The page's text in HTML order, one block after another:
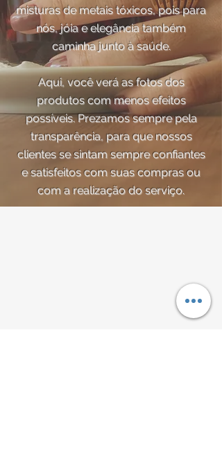
misturas de metais tóxicos, pois para
nós, jóia e elegância também
caminha junto à saúde.
Aqui, você verá as fotos dos
produtos com menos efeitos
possíveis. Prezamos sempre pela
transparência, para que nossos
clientes se sintam sempre confiantes
e satisfeitos com suas compras ou
com a realização do serviço.